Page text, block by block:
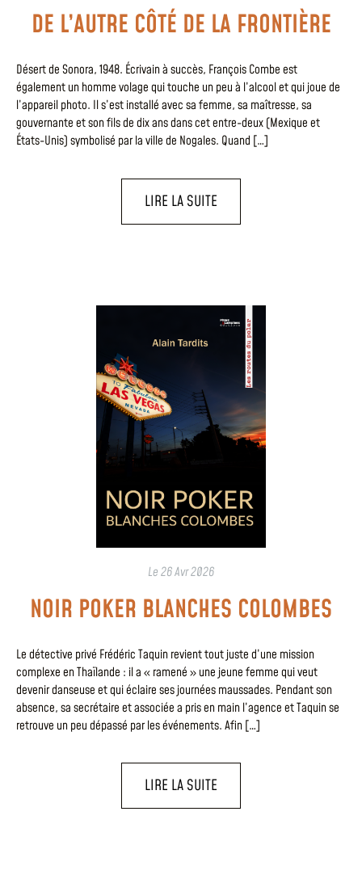
DE L’AUTRE CÔTÉ DE LA FRONTIÈRE
Désert de Sonora, 1948. Écrivain à succès, François Combe est
également un homme volage qui touche un peu à l’alcool et qui joue de
l’appareil photo. Il s’est installé avec sa femme, sa maîtresse, sa
gouvernante et son fils de dix ans dans cet entre-deux (Mexique et
États-Unis) symbolisé par la ville de Nogales. Quand […]
LIRE LA SUITE
Le26 Avr 2026
NOIR POKER BLANCHES COLOMBES
Le détective privé Frédéric Taquin revient tout juste d’une mission
complexe en Thaïlande : il a « ramené » une jeune femme qui veut
devenir danseuse et qui éclaire ses journées maussades. Pendant son
absence, sa secrétaire et associée a pris en main l’agence et Taquin se
retrouve un peu dépassé par les événements. Afin […]
LIRE LA SUITE